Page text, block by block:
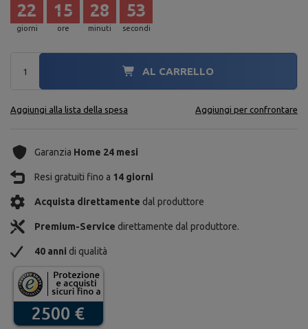
giorni
22
ore
15
minuti
28
secondi
52
AL CARRELLO
Aggiungi alla lista della spesa Aggiungi per confrontare
Garanzia Home 24 mesi
Resi gratuiti fino a 14 giorni
Acquista direttamente dal produttore
Premium-Service direttamente dal produttore.
40 anni di qualità